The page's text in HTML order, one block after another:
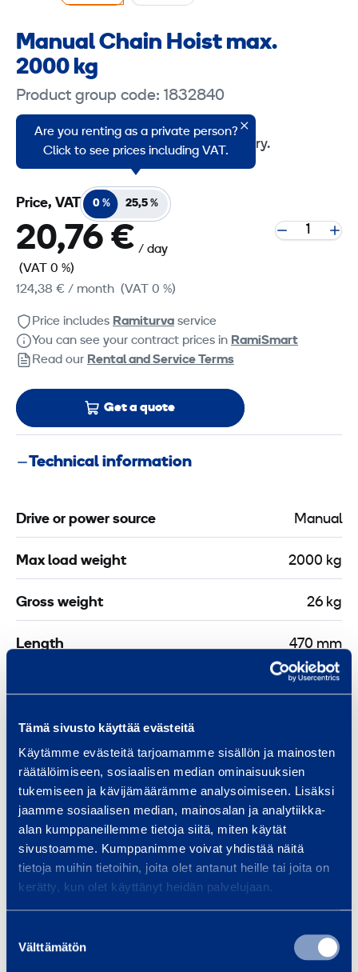
Tämä sivusto käyttää evästeitä
Käytämme evästeitä tarjoamamme sisällön ja mainosten
räätälöimiseen, sosiaalisen median ominaisuuksien
tukemiseen ja kävijämäärämme analysoimiseen. Lisäksi
jaamme sosiaalisen median, mainosalan ja analytiikka-
alan kumppaneillemme tietoja siitä, miten käytät
sivustoamme. Kumppanimme voivat yhdistää näitä
tietoja muihin tietoihin, joita olet antanut heille tai joita on
kerätty, kun olet käyttänyt heidän palvelujaan.
valinta
Välttämätön
Manual Chain Hoist max.
2000 kg
Product group code: 1832840
SVERO 1416
2000 kg chain hoist for heavier industry.
Are you renting as a private person?
Click to see prices including VAT.
Price, VAT 0 % 25,5 %
20,76 € / day
(VAT 0 %)
124,38 € / month (VAT 0 %)
Price includes Ramiturva service
You can see your contract prices in RamiSmart
Read our Rental and Service Terms
Get a quote
Technical information
Drive or power source Manual
Max load weight 2000 kg
Gross weight 26 kg
Length 470 mm
190 mm
Height
Documents
Similar products